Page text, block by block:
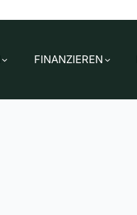
FINANZIEREN